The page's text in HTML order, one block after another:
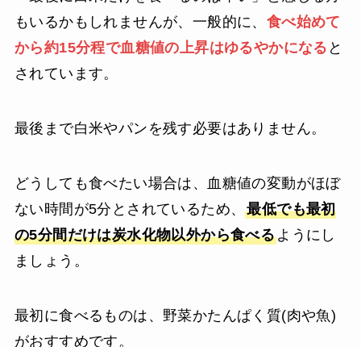
もいるかもしれませんが、一般的に、 食べ始めて
から約15分程で血糖値の上昇はゆるやかになる と
されています。
最後まで白米やパンを残す必要はありません。
どうしても食べたい場合は、血糖値の変動がほぼ
ない時間が5分とされているため、最低でも最初
の5分間だけは炭水化物以外から食べるようにし
ましょう。
最初に食べるものは、野菜かたんぱく質(肉や魚)
がおすすめです。